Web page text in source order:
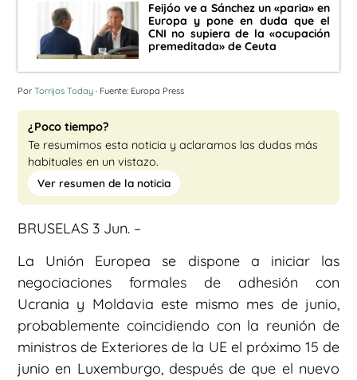
Feijóo ve a Sánchez un «paria» en
Europa y pone en duda que el
CNI no supiera de la «ocupación
premeditada» de Ceuta
Por Torrijos Today · Fuente: Europa Press
¿Poco tiempo?
Te resumimos esta noticia y aclaramos las dudas más
habituales en un vistazo.
Ver resumen de la noticia
BRUSELAS 3 Jun. –
La Unión Europea se dispone a iniciar las
negociaciones formales de adhesión con
Ucrania y Moldavia este mismo mes de junio,
probablemente coincidiendo con la reunión de
ministros de Exteriores de la UE el próximo 15 de
junio en Luxemburgo, después de que el nuevo